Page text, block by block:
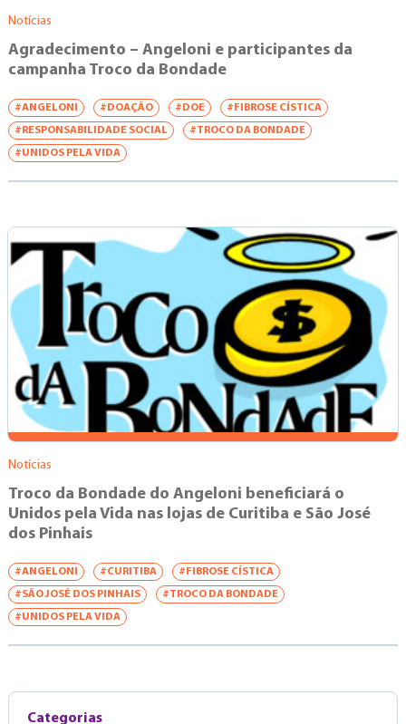
Notícias
Agradecimento – Angeloni e participantes da
campanha Troco da Bondade
#ANGELONI #DOAÇÃO #DOE #FIBROSE CÍSTICA
#RESPONSABILIDADE SOCIAL #TROCO DA BONDADE
#UNIDOS PELA VIDA
Notícias
Troco da Bondade do Angeloni beneficiará o
Unidos pela Vida nas lojas de Curitiba e São José
dos Pinhais
#ANGELONI #CURITIBA #FIBROSE CÍSTICA
#SÃO JOSÉ DOS PINHAIS #TROCO DA BONDADE
#UNIDOS PELA VIDA
Categorias